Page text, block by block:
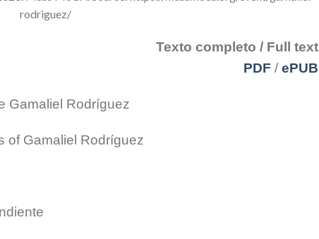
rodriguez/
Texto completo / Full text
PDF / ePUB
Gamaliel Rodríguez
of Gamaliel Rodríguez